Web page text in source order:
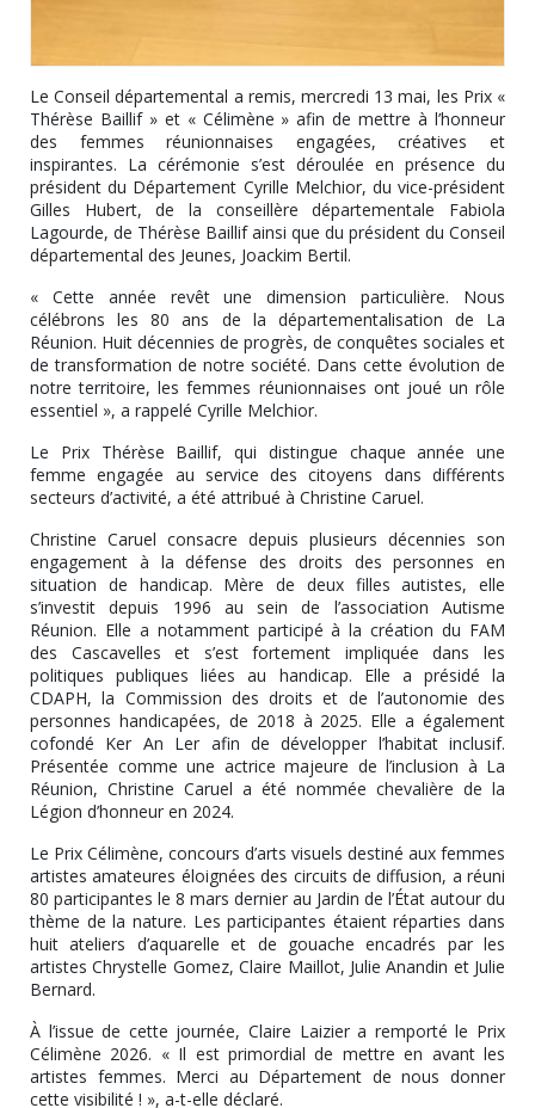
Le Conseil départemental a remis, mercredi 13 mai, les Prix «
Thérèse Baillif » et « Célimène » afin de mettre à l’honneur
des femmes réunionnaises engagées, créatives et
inspirantes. La cérémonie s’est déroulée en présence du
président du Département Cyrille Melchior, du vice-président
Gilles Hubert, de la conseillère départementale Fabiola
Lagourde, de Thérèse Baillif ainsi que du président du Conseil
départemental des Jeunes, Joackim Bertil.
« Cette année revêt une dimension particulière. Nous
célébrons les 80 ans de la départementalisation de La
Réunion. Huit décennies de progrès, de conquêtes sociales et
de transformation de notre société. Dans cette évolution de
notre territoire, les femmes réunionnaises ont joué un rôle
essentiel », a rappelé Cyrille Melchior.
Le Prix Thérèse Baillif, qui distingue chaque année une
femme engagée au service des citoyens dans différents
secteurs d’activité, a été attribué à Christine Caruel.
Christine Caruel consacre depuis plusieurs décennies son
engagement à la défense des droits des personnes en
situation de handicap. Mère de deux filles autistes, elle
s’investit depuis 1996 au sein de l’association Autisme
Réunion. Elle a notamment participé à la création du FAM
des Cascavelles et s’est fortement impliquée dans les
politiques publiques liées au handicap. Elle a présidé la
CDAPH, la Commission des droits et de l’autonomie des
personnes handicapées, de 2018 à 2025. Elle a également
cofondé Ker An Ler afin de développer l’habitat inclusif.
Présentée comme une actrice majeure de l’inclusion à La
Réunion, Christine Caruel a été nommée chevalière de la
Légion d’honneur en 2024.
Le Prix Célimène, concours d’arts visuels destiné aux femmes
artistes amateures éloignées des circuits de diffusion, a réuni
80 participantes le 8 mars dernier au Jardin de l’État autour du
thème de la nature. Les participantes étaient réparties dans
huit ateliers d’aquarelle et de gouache encadrés par les
artistes Chrystelle Gomez, Claire Maillot, Julie Anandin et Julie
Bernard.
À l’issue de cette journée, Claire Laizier a remporté le Prix
Célimène 2026. « Il est primordial de mettre en avant les
artistes femmes. Merci au Département de nous donner
cette visibilité ! », a-t-elle déclaré.